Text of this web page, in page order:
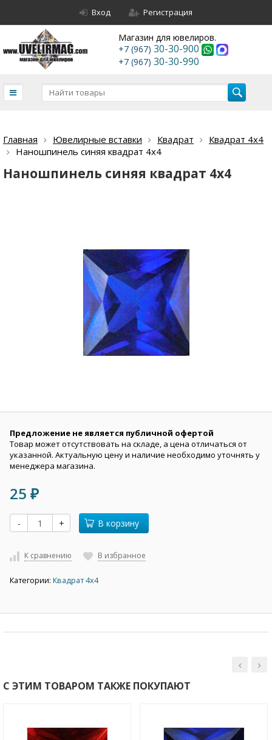
Вход Регистрация
Магазин для ювелиров.
+7 (967) 30-30-900
+7 (967) 30-30-990
Главная Ювелирные вставки Квадрат
Квадрат 4х4
Наношпинель синяя квадрат 4х4
Наношпинель синяя квадрат 4х4
Предложение не является публичной офертой
Товар может отсутствовать на складе, а цена отличаться от
указанной. Актуальную цену и наличие необходимо уточнять у
менеджера магазина.
25 ₽
- + В корзину
К сравнению В избранное
Категории: Квадрат 4х4
С ЭТИМ ТОВАРОМ ТАКЖЕ ПОКУПАЮТ